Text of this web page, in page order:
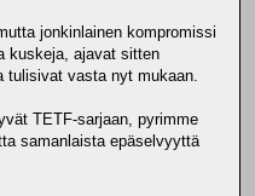
jonkinlainen kompromissi
kuskeja, ajavat sitten
tulisivat vasta nyt mukaan.
TETF-sarjaan, pyrimme
samanlaista epäselvyyttä